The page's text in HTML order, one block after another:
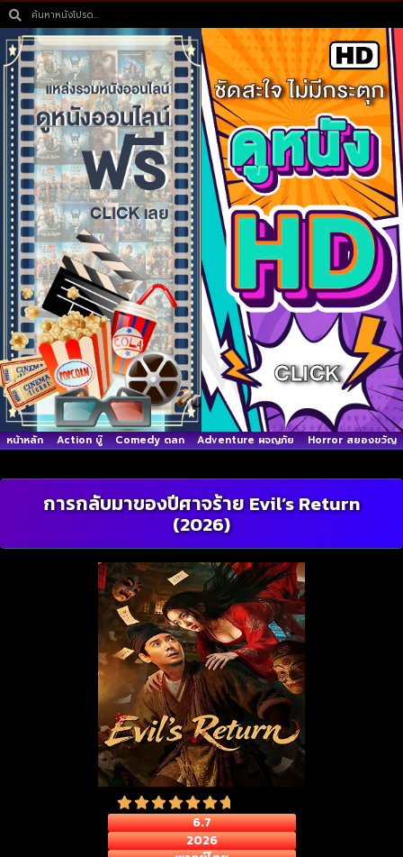
หน้าหลัก Action บู๊ Comedy ตลก Adventure ผจญภัย Horror สยองขวัญ
การกลับมาของปีศาจร้าย Evil’s Return
(2026)
6.7
2026